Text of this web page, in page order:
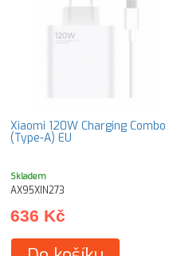
Xiaomi 120W Charging Combo
(Type-A) EU
Skladem
AX95XIN273
636 Kč